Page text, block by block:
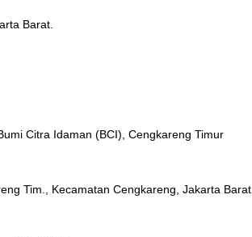
Barat.
Citra Idaman (BCI), Cengkareng Timur
Tim., Kecamatan Cengkareng, Jakarta Barat.